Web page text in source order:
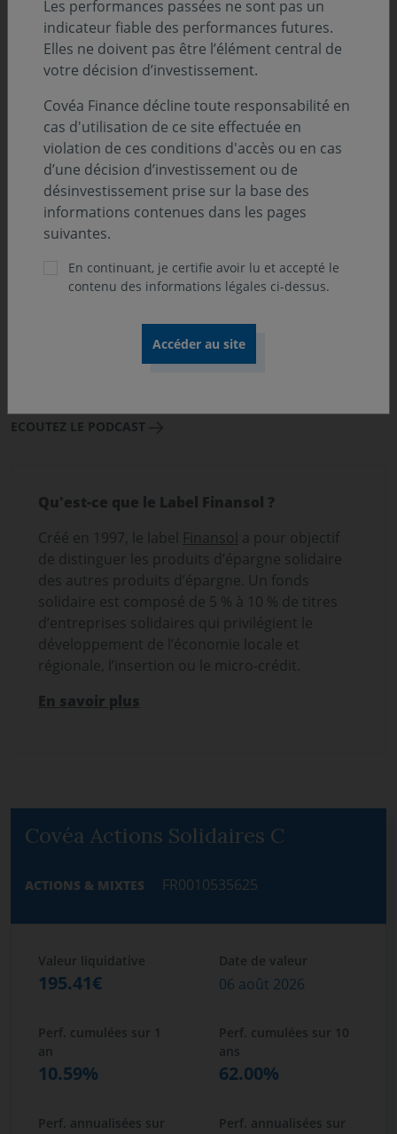
Yannick Tatibouët, Directeur Veille Stratégique, Relations
Extérieures, ESG et Recherches de Covéa Finance
Fonds à dominante actions créé en 2007, Covéa Actions
Solidaires permet d'associer développement
économique et progrès social.
Il investit entre 5 et 10% en titres solidaires, c’est à dire
auprès de structures non cotées ayant une utilité
sociale (aide à la création d'entreprise, aide au retour à
l'emploi, micro-crédit, insertion...) et entre 90 % et 95 %
Découvrez l'interview de Samir
ECOUTEZ LE PODCAST
Qu'est-ce que le Label Finansol ?
Créé en 1997, le label Finansol a pour objectif
de distinguer les produits d’épargne solidaire
des autres produits d’épargne. Un fonds
solidaire est composé de 5 % à 10 % de titres
d’entreprises solidaires qui privilégient le
développement de l’économie locale et
régionale, l’insertion ou le micro-crédit.
En savoir plus
Covéa Actions Solidaires C
ACTIONS & MIXTES FR0010535625
Valeur liquidative Date de valeur
195.41€ 06 août 2026
Perf. cumulées sur 1
an
Perf. cumulées sur 10
ans
10.59% 62.00%
Perf. annualisées sur
Perf. annualisées sur
Les performances passées ne sont pas un
indicateur fiable des performances futures.
Elles ne doivent pas être l’élément central de
votre décision d’investissement.
Covéa Finance décline toute responsabilité en
cas d'utilisation de ce site effectuée en
violation de ces conditions d'accès ou en cas
d’une décision d’investissement ou de
désinvestissement prise sur la base des
informations contenues dans les pages
suivantes.
En continuant, je certifie avoir lu et accepté le
contenu des informations légales ci-dessus.